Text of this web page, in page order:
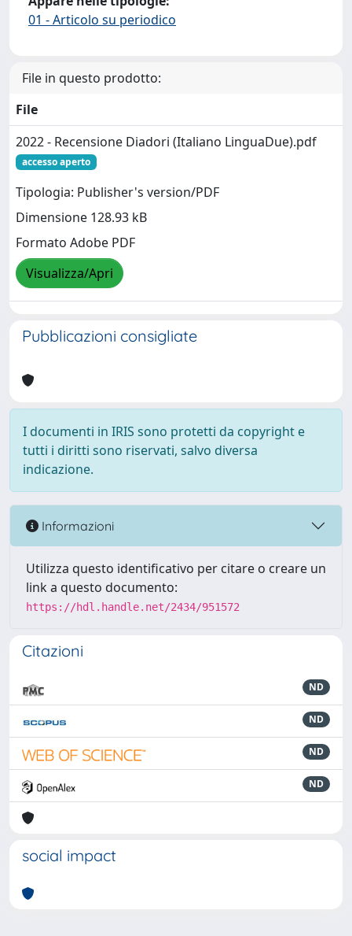
01 - Articolo su periodico
File in questo prodotto:
File
2022 - Recensione Diadori (Italiano LinguaDue).pdf
accesso aperto
Tipologia: Publisher's version/PDF
Dimensione 128.93 kB
Formato Adobe PDF
Visualizza/Apri
Pubblicazioni consigliate
I documenti in IRIS sono protetti da copyright e
tutti i diritti sono riservati, salvo diversa
indicazione.
Informazioni
Utilizza questo identificativo per citare o creare un
link a questo documento:
https://hdl.handle.net/2434/951572
Citazioni
ND
ND
ND
ND
social impact